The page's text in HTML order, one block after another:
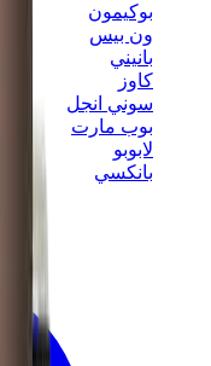
بوكيمون
ون بيس
بانيني
كاوز
سوني انجل
بوب مارت
لابوبو
بانكسي